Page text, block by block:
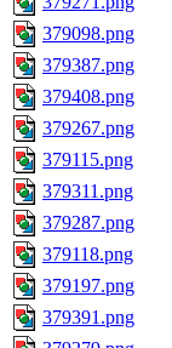
379098.png
379387.png
379408.png
379267.png
379115.png
379311.png
379287.png
379118.png
379197.png
379391.png